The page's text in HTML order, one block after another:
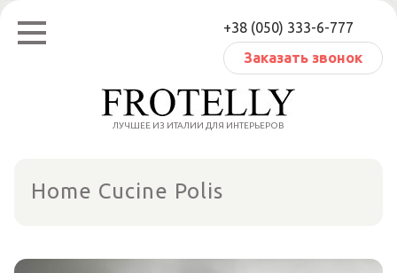
Перейти
содержанию
+38 (050) 333-6-777
Заказать звонок
ЛУЧШЕЕ ИЗ ИТАЛИИ ДЛЯ ИНТЕРЬЕРОВ
Home Cucine Polis